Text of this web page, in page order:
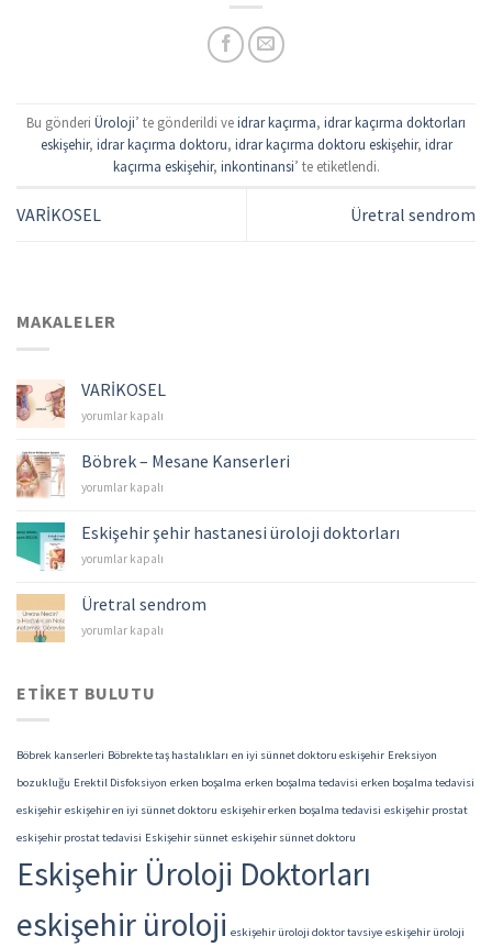
Bu gönderi Üroloji’ te gönderildi veidrar kaçırma, idrar kaçırma doktorları
eskişehir, idrar kaçırma doktoru, idrar kaçırma doktoru eskişehir, idrar
kaçırma eskişehir, inkontinansi’ te etiketlendi.
VARİKOSEL Üretral sendrom
MAKALELER
VARİKOSEL
VARİKOSEL
yorumlar kapalı
Böbrek – Mesane Kanserleri
Böbrek
Kanserleri
için
yorumlar kapalı
Eskişehir şehir hastanesi üroloji doktorları
Eskişehir
hastanesi
üroloji
doktorları
yorumlar kapalı
Üretral sendrom
Üretral
yorumlar kapalı
ETIKET BULUTU
Böbrek kanserleri Böbrekte taş hastalıkları en iyi sünnet doktoru eskişehir Ereksiyon
bozukluğu Erektil Disfoksiyon erken boşalma erken boşalma tedavisi erken boşalma tedavisi
eskişehir eskişehir en iyi sünnet doktoru eskişehir erken boşalma tedavisi eskişehir prostat
eskişehir prostat tedavisi Eskişehir sünnet eskişehir sünnet doktoru
Eskişehir Üroloji Doktorları
eskişehir üroloji eskişehir üroloji doktor tavsiye eskişehir üroloji